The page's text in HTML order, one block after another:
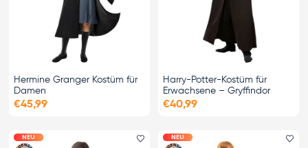
Hermine Granger Kostüm für
Damen
€45,99
Harry-Potter-Kostüm für
Erwachsene – Gryffindor
€40,99
NEU Favorit hinzufügen
NEU